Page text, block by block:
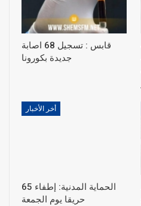
قابس : تسجيل 68 اصابة
جديدة بكورونا
أخر الأخبار
الحماية المدنية: إطفاء 65
حريقا يوم الجمعة